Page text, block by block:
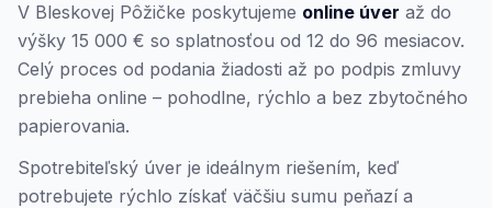
V Bleskovej Pôžičke poskytujeme online úver až do
výšky 15 000 € so splatnosťou od 12 do 96 mesiacov.
Celý proces od podania žiadosti až po podpis zmluvy
prebieha online – pohodlne, rýchlo a bez zbytočného
papierovania.
Spotrebiteľský úver je ideálnym riešením, keď
potrebujete rýchlo získať väčšiu sumu peňazí a